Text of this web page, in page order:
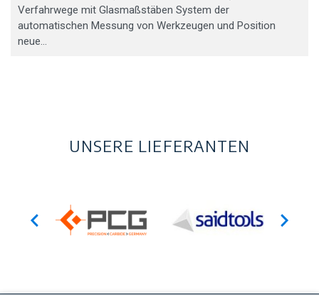
Verfahrwege mit Glasmaßstäben System der
automatischen Messung von Werkzeugen und Position
neue…
UNSERE LIEFERANTEN